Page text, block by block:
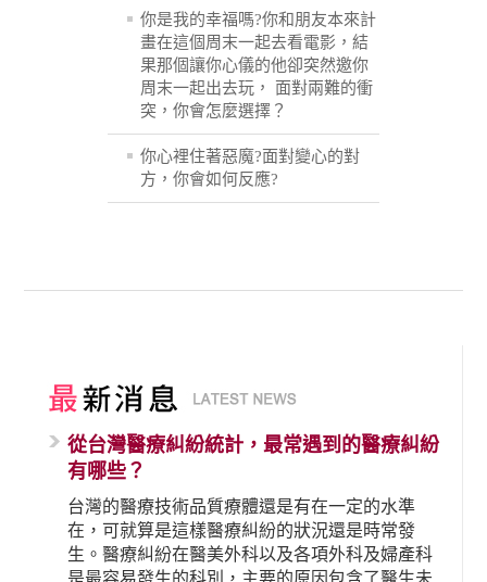
你是我的幸福嗎?你和朋友本來計
畫在這個周末一起去看電影，結
果那個讓你心儀的他卻突然邀你
周末一起出去玩， 面對兩難的衝
突，你會怎麼選擇？
你心裡住著惡魔?面對變心的對
方，你會如何反應?
從台灣醫療糾紛統計，最常遇到的醫療糾紛
有哪些？
台灣的醫療技術品質療體還是有在一定的水準
在，可就算是這樣醫療糾紛的狀況還是時常發
生。醫療糾紛在醫美外科以及各項外科及婦產科